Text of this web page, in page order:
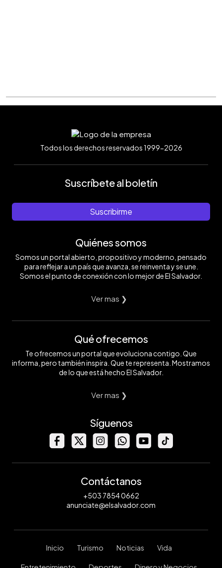
Todos los derechos reservados 1999-2026
Suscríbete al boletín
Suscribirme
Quiénes somos
Somos un portal abierto, propositivo y moderno, pensado
para reflejar a un país que avanza, se reinventa y se une.
Somos el punto de conexión con lo mejor de El Salvador.
Ver mas ❯
Qué ofrecemos
Te ofrecemos un portal que evoluciona contigo. Que
informa, pero también inspira. Que te representa. Mostramos
de lo que está hecho El Salvador.
Ver mas ❯
Síguenos
Contáctanos
+503 7854 0662
anunciate@elsalvador.com
Inicio Turismo Noticias Vida